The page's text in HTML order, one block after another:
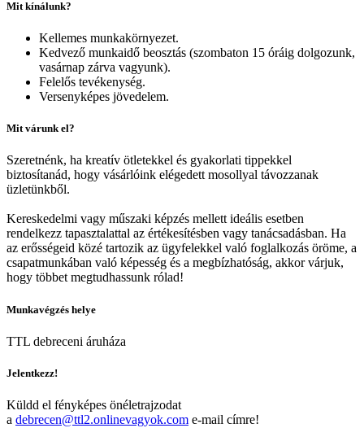
Mit kínálunk?
Kellemes munkakörnyezet.
Kedvező munkaidő beosztás (szombaton 15 óráig dolgozunk,
vasárnap zárva vagyunk).
Felelős tevékenység.
Versenyképes jövedelem.
Mit várunk el?
Szeretnénk, ha kreatív ötletekkel és gyakorlati tippekkel
biztosítanád, hogy vásárlóink elégedett mosollyal távozzanak
üzletünkből.
Kereskedelmi vagy műszaki képzés mellett ideális esetben
rendelkezz tapasztalattal az értékesítésben vagy tanácsadásban. Ha
az erősségeid közé tartozik az ügyfelekkel való foglalkozás öröme, a
csapatmunkában való képesség és a megbízhatóság, akkor várjuk,
hogy többet megtudhassunk rólad!
Munkavégzés helye
TTL debreceni áruháza
Jelentkezz!
Küldd el fényképes önéletrajzodat
a debrecen@ttl2.onlinevagyok.com e-mail címre!